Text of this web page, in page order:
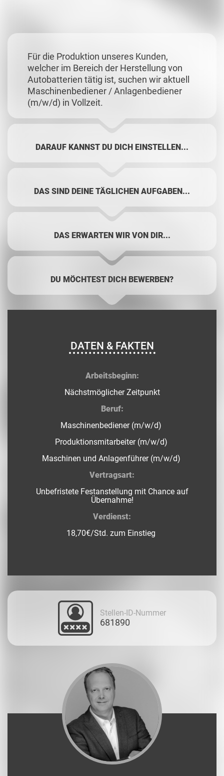
Für die Produktion unseres Kunden,
welcher im Bereich der Herstellung von
Autobatterien tätig ist, suchen wir aktuell
Maschinenbediener / Anlagenbediener
(m/w/d) in Vollzeit.
DARAUF KANNST DU DICH EINSTELLEN...
DAS SIND DEINE TÄGLICHEN AUFGABEN...
DAS ERWARTEN WIR VON DIR...
DU MÖCHTEST DICH BEWERBEN?
DATEN & FAKTEN
Arbeitsbeginn:
Nächstmöglicher Zeitpunkt
Beruf:
Maschinenbediener (m/w/d)
Produktionsmitarbeiter (m/w/d)
Maschinen und Anlagenführer (m/w/d)
Vertragsart:
Unbefristete Festanstellung mit Chance auf
Übernahme!
Verdienst:
18,70€/Std. zum Einstieg
Stellen-ID-Nummer
681890